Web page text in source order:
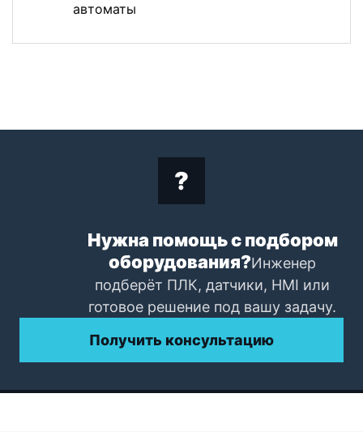
автоматы
Нужна помощь с подбором
оборудования?Инженер
подберёт ПЛК, датчики, HMI или
готовое решение под вашу задачу.
Получить консультацию